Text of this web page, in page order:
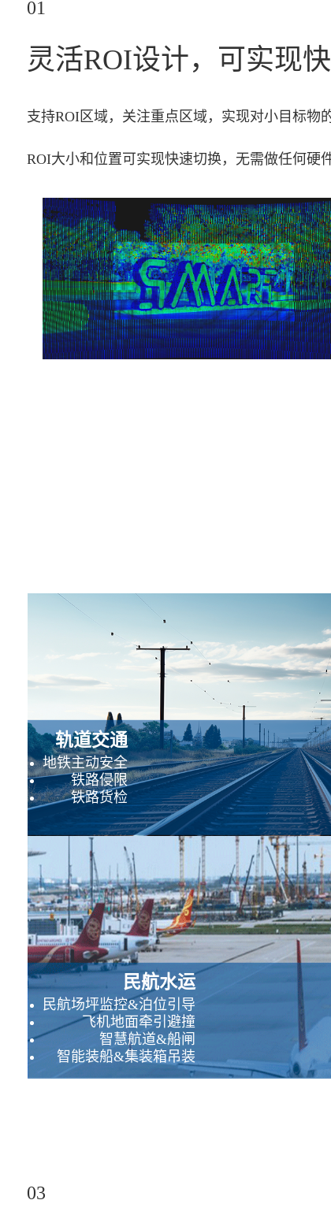
01
灵活ROI设计，可实现
支持ROI区域，关注重点区域，实现对小目标物
ROI大小和位置可实现快速切换，无需做任何硬
轨道交通
地铁主动安全
铁路侵限
铁路货检
民航水运
民航场坪监控&泊位引导
飞机地面牵引避撞
智慧航道&船闸
智能装船&集装箱吊装
03